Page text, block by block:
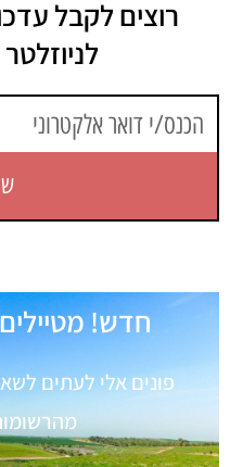
רוצים לקבל
חדש!
פונים אלי לעתים